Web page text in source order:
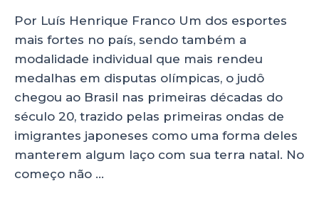
Por Luís Henrique Franco Um dos esportes
mais fortes no país, sendo também a
modalidade individual que mais rendeu
medalhas em disputas olímpicas, o judô
chegou ao Brasil nas primeiras décadas do
século 20, trazido pelas primeiras ondas de
imigrantes japoneses como uma forma deles
manterem algum laço com sua terra natal. No
começo não …